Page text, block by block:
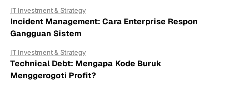
IT Investment & Strategy
Incident Management: Cara Enterprise Respon
Gangguan Sistem
IT Investment & Strategy
Technical Debt: Mengapa Kode Buruk
Menggerogoti Profit?